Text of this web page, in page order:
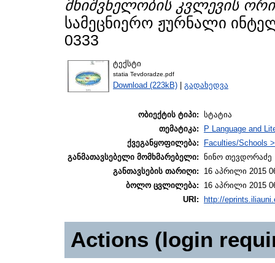
მნიშვნელობის კვლევის
სამეცნიერო ჟურნალი
0333
ტექსტი
statia Tevdoradze.pdf
Download (223kB) | გადახედვა
ობიექტის ტიპი: სტატია
თემატიკა:
P Language and
ქვეგანყოფილება:
Faculties/Schools
განმათავსებელი მომხმარებელი: ნინო თევდორაძე
განთავსების თარიღი:
16 აპრილი 2015
ბოლო ცვლილება:
16 აპრილი 2015
URI:
http://
Actions (login